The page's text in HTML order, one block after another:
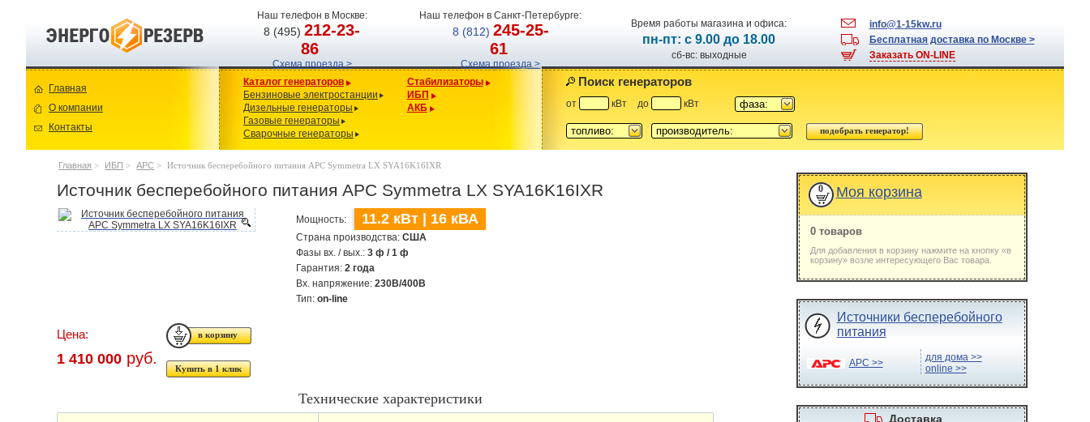
Наш телефон в Москве:
8 (495)212-23-
86
Схема проезда >
Наш телефон в Санкт-Петербурге:
8 (812) 245-25-
61
Схема проезда >
Время работы магазина и офиса:
пн-пт: с 9.00 до 18.00
сб-вс: выходные
info@1-15kw.ru
Бесплатная доставка по Москве >
Заказать ON-LINE
Главная
О компании
Контакты
Каталог генераторов
Бензиновые электростанции
Дизельные генераторы
Газовые генераторы
Сварочные генераторы
Стабилизаторы
ИБП
АКБ
Поиск генераторов
от кВт до кВт фаза:
топливо: производитель:
Главная > ИБП > APC > Источник бесперебойного питания APC Symmetra LX SYA16K16IXR
Источник бесперебойного питания APC Symmetra LX SYA16K16IXR
Мощность: 11.2 кВт | 16 кВА
Страна производства:США
Фазы вх. / вых.:3 ф / 1 ф
Гарантия:2 года
Вх. напряжение:230В/400В
Тип:on-line
Цена:
1 410 000 руб.
Купить в 1 клик
Технические характеристики
0 Моя корзина
0 товаров
Для добавления в корзину нажмите на кнопку «в
корзину» возле интересующего Вас товара.
Источники бесперебойного
питания
APC >>
для дома >>
online >>
Доставка